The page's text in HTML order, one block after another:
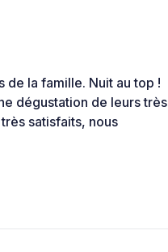
de la famille. Nuit au top !
dégustation de leurs très
satisfaits, nous